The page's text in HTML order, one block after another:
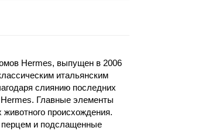
Hermes, выпущен в 2006
итальянским
слиянию последних
Главные элементы
происхождения.
перцем и подслащенные